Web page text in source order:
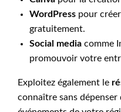
WordPress pour
gratuitement.
Social media comme
promouvoir votre
Exploitez également le
connaître sans dépenser